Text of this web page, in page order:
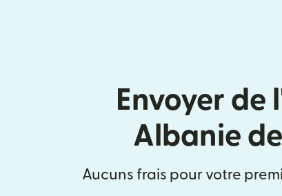
Envoyer de
Albanie
Aucuns frais pour votre